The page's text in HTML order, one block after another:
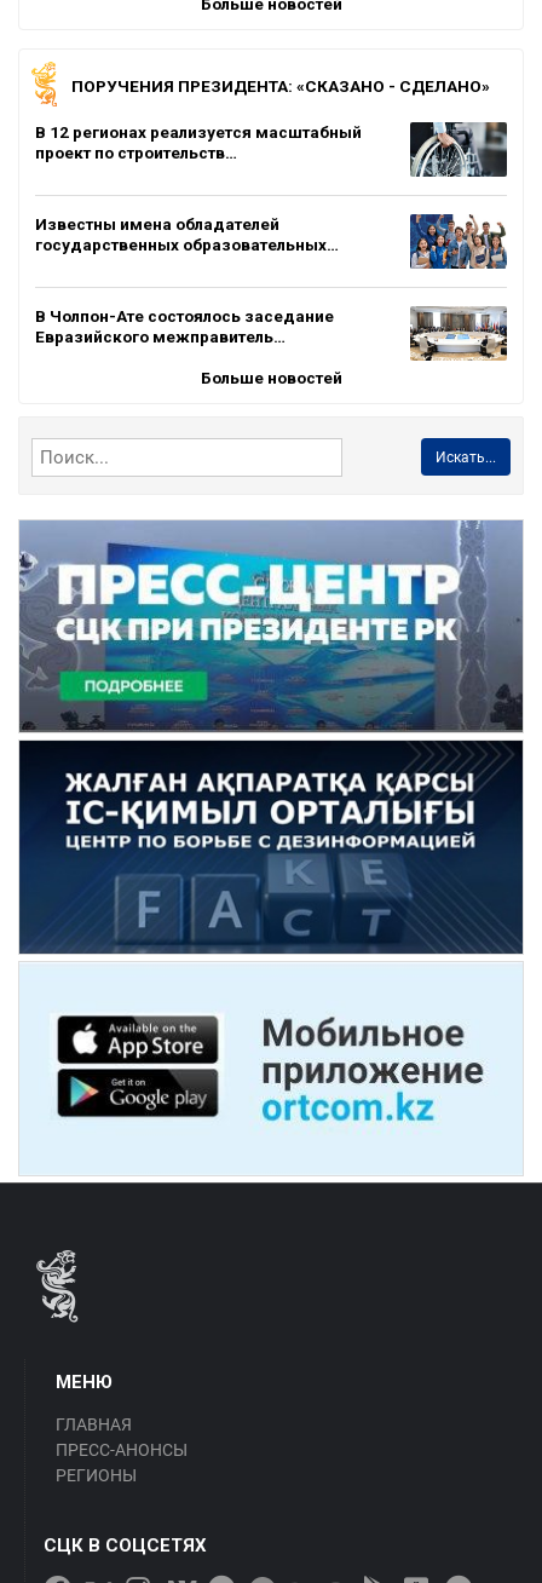
ПОРУЧЕНИЯ ПРЕЗИДЕНТА: «СКАЗАНО - СДЕЛАНО»
В 12 регионах реализуется масштабный
проект по строительств…
Известны имена обладателей
государственных образовательных…
В Чолпон-Ате состоялось заседание
Евразийского межправитель…
Больше новостей
Искать...
МЕНЮ
ГЛАВНАЯ
ПРЕСС-АНОНСЫ
РЕГИОНЫ
СЦК В СОЦСЕТЯХ